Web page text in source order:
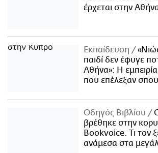
έρχεται στην
Εκπαίδευση
παιδί δεν έφυγε
Αθήνα»: Η
που επέλεξαν
Οδηγός Βιβλίου
βρέθηκε στην
Bookvoice. Τι τον
ανάμεσα στα